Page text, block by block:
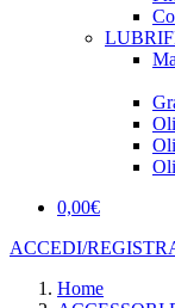
0,00€
ACCEDI/
Home